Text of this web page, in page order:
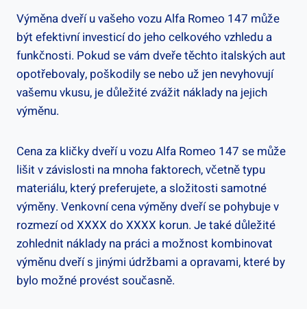
Výměna dveří u vašeho vozu Alfa Romeo 147 může
být efektivní investicí do jeho celkového vzhledu a
funkčnosti. Pokud se vám dveře těchto italských aut
opotřebovaly, poškodily se nebo už jen nevyhovují
vašemu vkusu, je důležité zvážit náklady na jejich
výměnu.
Cena za kličky dveří u vozu Alfa Romeo 147 se může
lišit v závislosti na mnoha faktorech, včetně typu
materiálu, který preferujete, a složitosti samotné
výměny. Venkovní cena výměny dveří se pohybuje v
rozmezí od XXXX do XXXX korun. Je také důležité
zohlednit náklady na práci a možnost kombinovat
výměnu dveří s jinými údržbami a opravami, které by
bylo možné provést současně.